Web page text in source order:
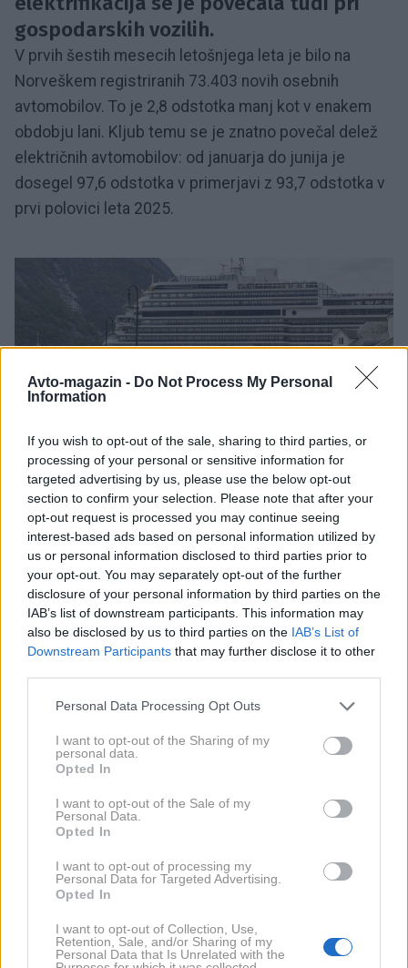
Avto-magazin - Do Not Process My Personal
Information
If you wish to opt-out of the sale, sharing to third parties, or
processing of your personal or sensitive information for
targeted advertising by us, please use the below opt-out
section to confirm your selection. Please note that after your
opt-out request is processed you may continue seeing
interest-based ads based on personal information utilized by
us or personal information disclosed to third parties prior to
your opt-out. You may separately opt-out of the further
disclosure of your personal information by third parties on the
IAB’s list of downstream participants. This information may
also be disclosed by us to third parties on the IAB’s List of
Downstream Participants that may further disclose it to other
Please note that this website/app uses one or more Google
not limited to your visit or usage behaviour. You may click to
grant or deny consent to Google and its third-party tags to
use your data for below specified purposes in below Google
consent section.
Personal Data Processing Opt Outs
I want to opt-out of the Sharing of my
personal data.
Opted In
I want to opt-out of the Sale of my
Personal Data.
Opted In
I want to opt-out of processing my
Personal Data for Targeted Advertising.
Opted In
I want to opt-out of Collection, Use,
Retention, Sale, and/or Sharing of my
Personal Data that Is Unrelated with the
gospodarskih vozilih.
V prvih šestih mesecih letošnjega leta je bilo na
Norveškem registriranih 73.403 novih osebnih
avtomobilov. To je 2,8 odstotka manj kot v enakem
obdobju lani. Kljub temu se je znatno povečal delež
električnih avtomobilov: od januarja do junija je
dosegel 97,6 odstotka v primerjavi z 93,7 odstotka v
prvi polovici leta 2025.
2 / 4
Profimedia
Na novo je bilo registriranih skupno 71.661
baterijskih električnih osebnih avtomobilov. Med
posameznimi modeli je bil v tem obdobju na čelu
Tesla Model Y. Na norveških cestah je bilo na novo
registriranih skupno 11.132 primerkov tega modela.
Razlika za Teslo Model 3 na drugem mestu je bila
precejšnja, saj je bilo registriranih 3.241 novih vozil.
avtomobili.